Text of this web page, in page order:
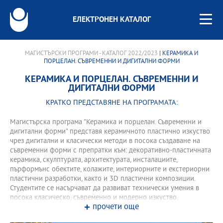
ЕЛЕКТРОНЕН КАТАЛОГ
МАГИСТЪРСКИ ПРОГРАМИ - КАТАЛОГ 2022/2023 | КЕРАМИКА И
ПОРЦЕЛАН. СЪВРЕМЕННИ И ДИГИТАЛНИ ФОРМИ
КЕРАМИКА И ПОРЦЕЛАН. СЪВРЕМЕННИ И
ДИГИТАЛНИ ФОРМИ
КРАТКО ПРЕДСТАВЯНЕ НА ПРОГРАМАТА:
Магистърска програма "Керамика и порцелан. Съвременни и
дигитални форми" представя керамичното пластично изкуство
чрез дигитални и класически методи в посока създаване на
съвременни форми с препратки към: декоративно-пластичната
керамика, скулптурата, архитектурата, инсталациите,
пърформънс обектите, колажите, интериорните и екстериорни
пластични разработки, както и 3D пластични композиции.
Студентите се насърчават да развиват технически умения в
посока класическо, съвременно и модерно изкуство.
През периода на обучение, единствено в НБУ, студентите по
прочети още